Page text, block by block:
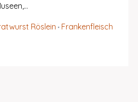
Röslein Frankenfleisch